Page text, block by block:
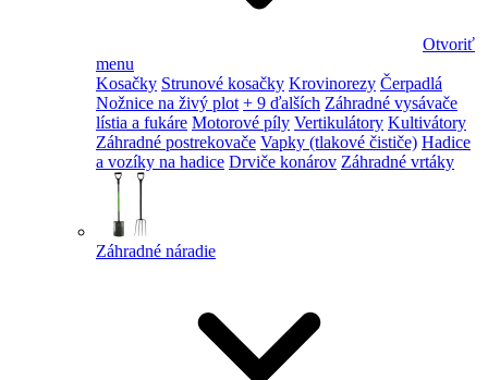
Otvoriť
menu
Kosačky Strunové kosačky Krovinorezy Čerpadlá
Nožnice na živý plot + 9 ďalších Záhradné vysávače
lístia a fukáre Motorové píly Vertikulátory Kultivátory
Záhradné postrekovače Vapky (tlakové čističe) Hadice
a vozíky na hadice Drviče konárov Záhradné vrtáky
Záhradné náradie